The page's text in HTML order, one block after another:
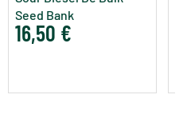
Seed Bank
16,50 €